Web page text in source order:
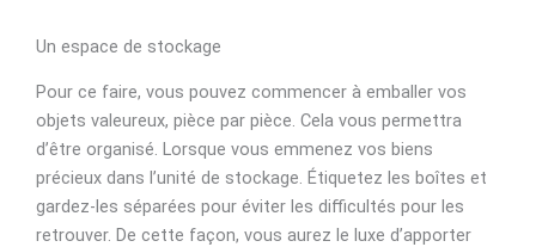
Un espace de stockage
Pour ce faire, vous pouvez commencer à emballer vos
objets valeureux, pièce par pièce. Cela vous permettra
d’être organisé. Lorsque vous emmenez vos biens
précieux dans l’unité de stockage. Étiquetez les boîtes et
gardez-les séparées pour éviter les difficultés pour les
retrouver. De cette façon, vous aurez le luxe d’apporter